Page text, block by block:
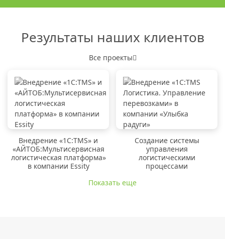
Результаты наших клиентов
Все проекты
Внедрение «1C:TMS» и
«АЙТОБ:Мультисервисная
логистическая платформа»
в компании Essity
Создание системы
управления
логистическими
процессами
Показать еще